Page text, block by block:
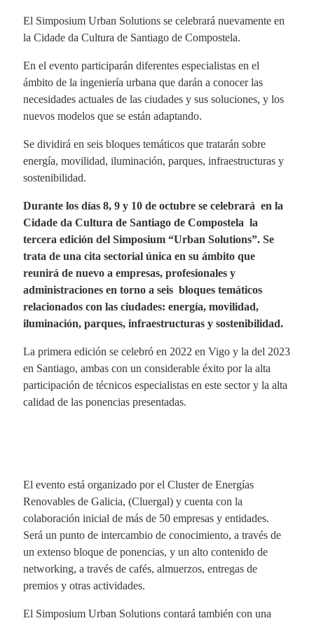
El Simposium Urban Solutions se celebrará nuevamente en
la Cidade da Cultura de Santiago de Compostela.
En el evento participarán diferentes especialistas en el
ámbito de la ingeniería urbana que darán a conocer las
necesidades actuales de las ciudades y sus soluciones, y los
nuevos modelos que se están adaptando.
Se dividirá en seis bloques temáticos que tratarán sobre
energía, movilidad, iluminación, parques, infraestructuras y
sostenibilidad.
Durante los días 8, 9 y 10 de octubre se celebrará en la
Cidade da Cultura de Santiago de Compostela la
tercera edición del Simposium “Urban Solutions”. Se
trata de una cita sectorial única en su ámbito que
reunirá de nuevo a empresas, profesionales y
administraciones en torno a seis bloques temáticos
relacionados con las ciudades: energía, movilidad,
iluminación, parques, infraestructuras y sostenibilidad.
La primera edición se celebró en 2022 en Vigo y la del 2023
en Santiago, ambas con un considerable éxito por la alta
participación de técnicos especialistas en este sector y la alta
calidad de las ponencias presentadas.
El evento está organizado por el Cluster de Energías
Renovables de Galicia, (Cluergal) y cuenta con la
colaboración inicial de más de 50 empresas y entidades.
Será un punto de intercambio de conocimiento, a través de
un extenso bloque de ponencias, y un alto contenido de
networking, a través de cafés, almuerzos, entregas de
premios y otras actividades.
El Simposium Urban Solutions contará también con una